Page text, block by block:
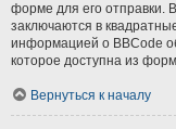
форме для его отправки.
заключаются в
информацией о BBCode
которое доступна из
Вернуться к началу